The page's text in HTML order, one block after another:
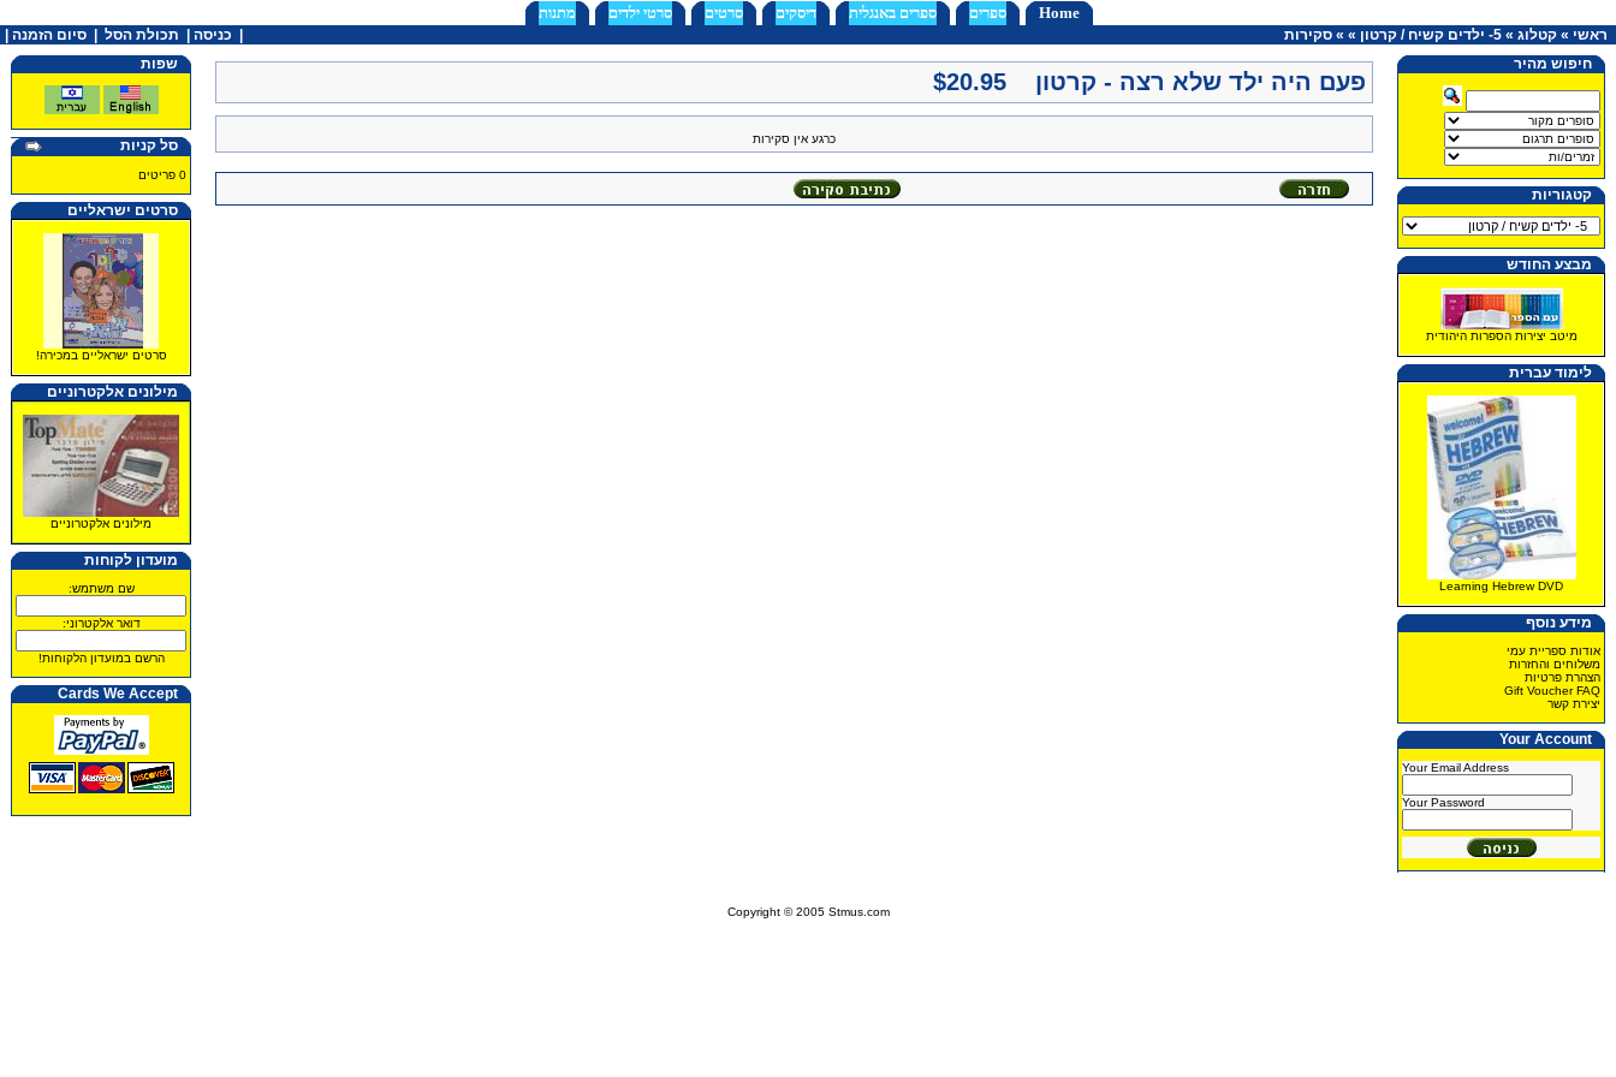
Home ספרים ספרים באנגלית דיסקים סרטים סרטי ילדים מתנות
ראשי » קטלוג » 5- ילדים קשיח / קרטון »
» סקירות כניסה תכולת הסל
סיום הזמנה |
חיפוש מהיר
קטגוריות
מבצע החודש
מיטב יצירות הספרות היהודית
לימוד עברית
Learning Hebrew DVD
מידע נוסף
אודות ספריית עמי
משלוחים והחזרות
הצהרת פרטיות
Gift Voucher FAQ
יצירת קשר
Your Account
Your Email Address
Your Password
פעם היה ילד שלא רצה - קרטון $20.95
כרגע אין סקירות
שפות
סל קניות
0 פריטים
סרטים ישראליים
סרטים ישראליים במכירה!
מילונים אלקטרוניים
מילונים אלקטרוניים
מועדון לקוחות
שם משתמש:
דואר אלקטרוני:
הרשם במועדון הלקוחות!
Cards We Accept
Copyright © 2005 Stmus.com